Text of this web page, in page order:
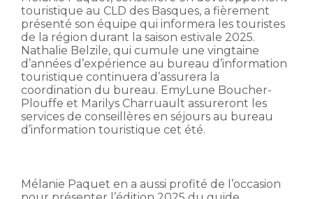
touristique au CLD des Basques, a fièrement
présenté son équipe qui informera les touristes
de la région durant la saison estivale 2025.
Nathalie Belzile, qui cumule une vingtaine
d’années d’expérience au bureau d’information
touristique continuera d’assurera la
coordination du bureau. EmyLune Boucher-
Plouffe et Marilys Charruault assureront les
services de conseillères en séjours au bureau
d’information touristique cet été.
Mélanie Paquet en a aussi profité de l’occasion